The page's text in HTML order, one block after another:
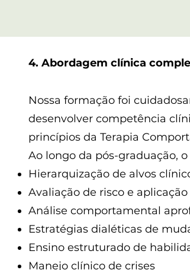
4. Abordagem clínica
Nossa formação foi
desenvolver competência
princípios da Terapia
Ao longo da pós-graduação,
Hierarquização de alvos
Avaliação de risco e
Análise comportamental
Estratégias dialéticas de
Ensino estruturado de
Manejo clínico de crises